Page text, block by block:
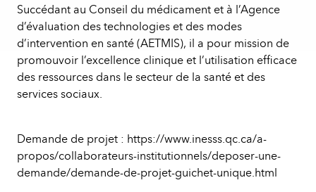
Succédant au Conseil du médicament et à l’Agence
d’évaluation des technologies et des modes
d’intervention en santé (AETMIS), il a pour mission de
promouvoir l’excellence clinique et l’utilisation efficace
des ressources dans le secteur de la santé et des
services sociaux.
Demande de projet : https://www.inesss.qc.ca/a-
propos/collaborateurs-institutionnels/deposer-une-
demande/demande-de-projet-guichet-unique.html